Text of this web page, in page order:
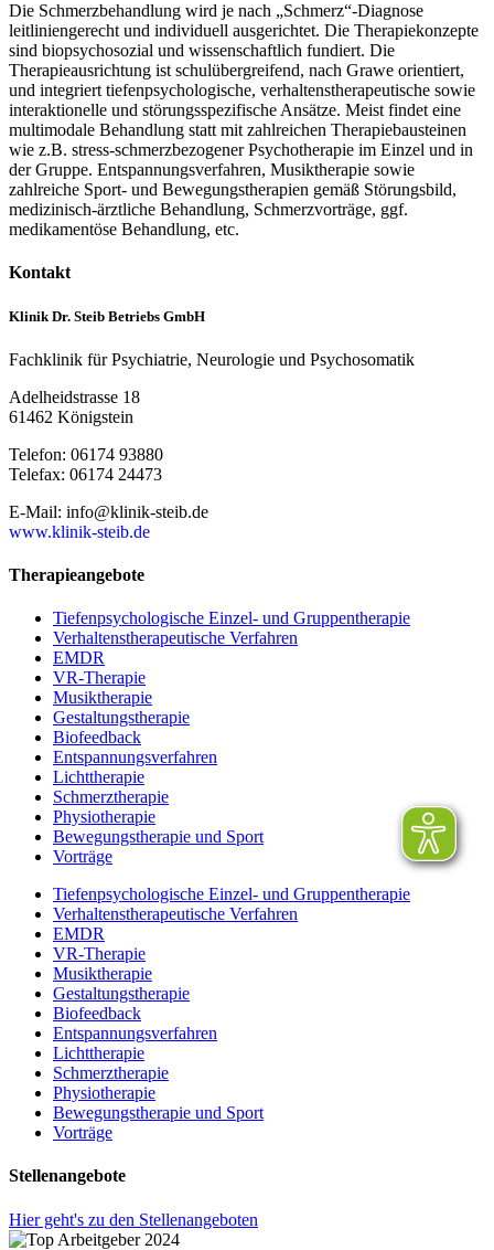
Die Schmerzbehandlung wird je nach „Schmerz“-Diagnose
leitliniengerecht und individuell ausgerichtet. Die Therapiekonzepte
sind biopsychosozial und wissenschaftlich fundiert. Die
Therapieausrichtung ist schulübergreifend, nach Grawe orientiert,
und integriert tiefenpsychologische, verhaltenstherapeutische sowie
interaktionelle und störungsspezifische Ansätze. Meist findet eine
multimodale Behandlung statt mit zahlreichen Therapiebausteinen
wie z.B. stress-schmerzbezogener Psychotherapie im Einzel und in
der Gruppe. Entspannungsverfahren, Musiktherapie sowie
zahlreiche Sport- und Bewegungstherapien gemäß Störungsbild,
medizinisch-ärztliche Behandlung, Schmerzvorträge, ggf.
medikamentöse Behandlung, etc.
Kontakt
Klinik Dr. Steib Betriebs GmbH
Fachklinik für Psychiatrie, Neurologie und Psychosomatik
Adelheidstrasse 18
61462 Königstein
Telefon: 06174 93880
Telefax: 06174 24473
E-Mail: info@klinik-steib.de
www.klinik-steib.de
Therapieangebote
Tiefenpsychologische Einzel- und Gruppentherapie
Verhaltenstherapeutische Verfahren
EMDR
VR-Therapie
Musiktherapie
Gestaltungstherapie
Biofeedback
Entspannungsverfahren
Lichttherapie
Schmerztherapie
Physiotherapie
Bewegungstherapie und Sport
Vorträge
Tiefenpsychologische Einzel- und Gruppentherapie
Verhaltenstherapeutische Verfahren
EMDR
VR-Therapie
Musiktherapie
Gestaltungstherapie
Biofeedback
Entspannungsverfahren
Lichttherapie
Schmerztherapie
Physiotherapie
Bewegungstherapie und Sport
Vorträge
Stellenangebote
Hier geht's zu den Stellenangeboten